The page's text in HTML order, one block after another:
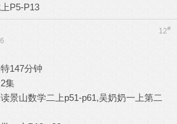
P5-P13
12#
147分钟
集
景山数学二上p51-p61,吴奶奶一上第二